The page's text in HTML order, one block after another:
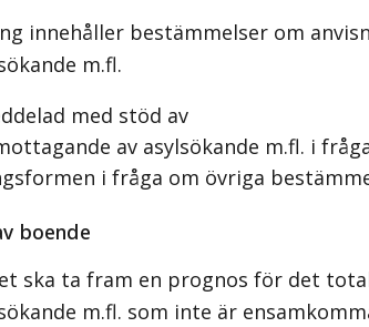
innehåller bestämmelser om
m.fl.
med stöd av
av asylsökande m.fl. i
i fråga om övriga
boende
ska ta fram en prognos för det
m.fl. som inte är